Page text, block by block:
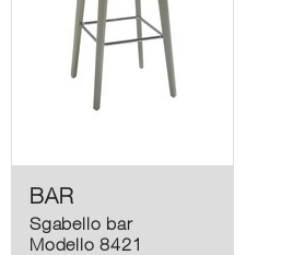
BAR
Sgabello bar
Modello 8421